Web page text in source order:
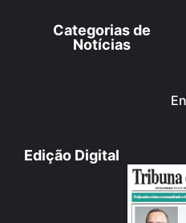
Categorias de
Notícias
Edição Digital